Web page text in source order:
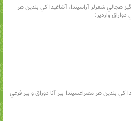
هجالي شعرلر آراسيندا، آشاغيدا کي بندين هر
واردير:
کي بندين هر مصراعسيندا بير آنا دوراق و بير فرعي